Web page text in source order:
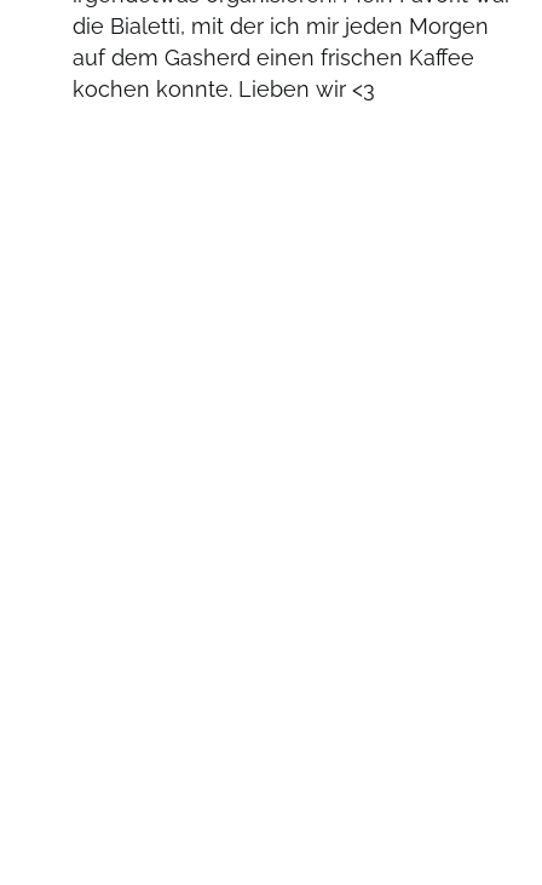
die Bialetti, mit der ich mir jeden Morgen
auf dem Gasherd einen frischen Kaffee
kochen konnte. Lieben wir <3